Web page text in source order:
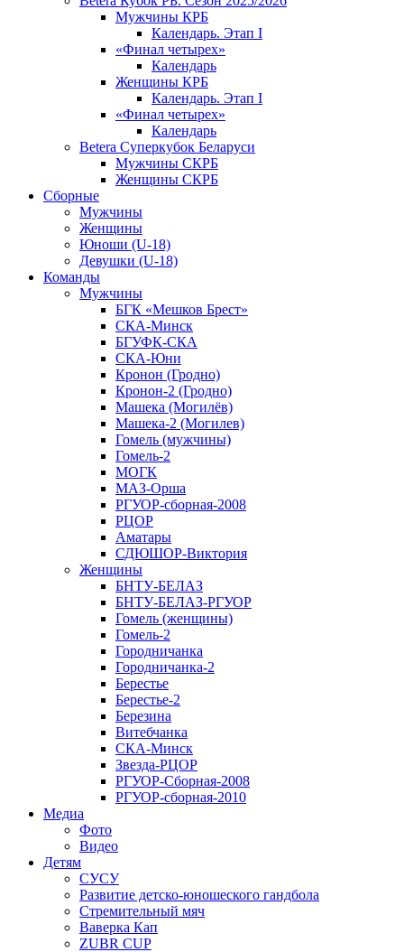
Мужчины КРБ
Календарь. Этап I
«Финал четырех»
Календарь
Женщины КРБ
Календарь. Этап I
«Финал четырех»
Календарь
Betera Суперкубок Беларуси
Мужчины СКРБ
Женщины СКРБ
Сборные
Мужчины
Женщины
Юноши (U-18)
Девушки (U-18)
Команды
Мужчины
БГК «Мешков Брест»
СКА-Минск
БГУФК-СКА
СКА-Юни
Кронон (Гродно)
Кронон-2 (Гродно)
Машека (Могилёв)
Машека-2 (Могилев)
Гомель (мужчины)
Гомель-2
МОГК
МАЗ-Орша
РГУОР-сборная-2008
РЦОР
Аматары
СДЮШОР-Виктория
Женщины
БНТУ-БЕЛАЗ
БНТУ-БЕЛАЗ-РГУОР
Гомель (женщины)
Гомель-2
Городничанка
Городничанка-2
Берестье
Берестье-2
Березина
Витебчанка
СКА-Минск
Звезда-РЦОР
РГУОР-Сборная-2008
РГУОР-сборная-2010
Медиа
Фото
Видео
Детям
СУСУ
Развитие детско-юношеского гандбола
Стремительный мяч
Ваверка Кап
ZUBR CUP